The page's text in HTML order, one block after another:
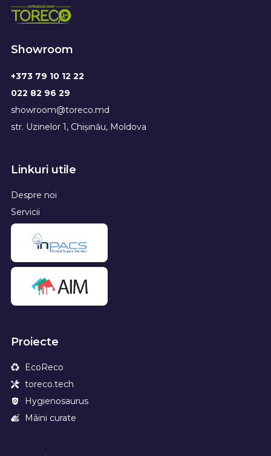
Showroom
+373 79 10 12 22
022 82 96 29
showroom@toreco.md
str. Uzinelor 1, Chișinău, Moldova
Linkuri utile
Despre noi
Servicii
Proiecte
EcoReco
toreco.tech
Hygienosaurus
Mâini curate